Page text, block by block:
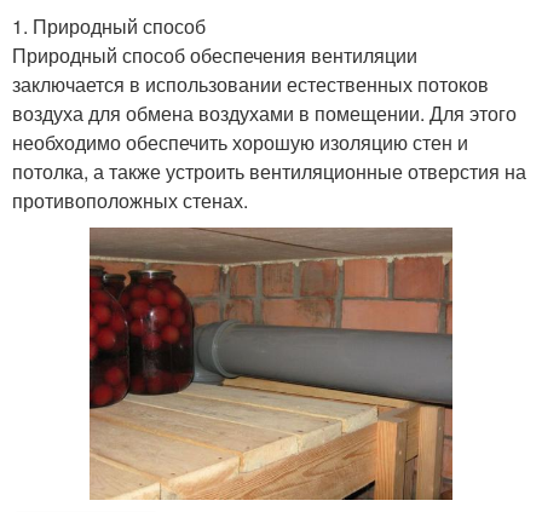
1. Природный способ
Природный способ обеспечения вентиляции
заключается в использовании естественных потоков
воздуха для обмена воздухами в помещении. Для этого
необходимо обеспечить хорошую изоляцию стен и
потолка, а также устроить вентиляционные отверстия на
противоположных стенах.